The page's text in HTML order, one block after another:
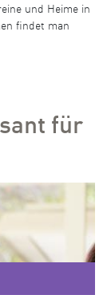
und Heime in
findet man
für